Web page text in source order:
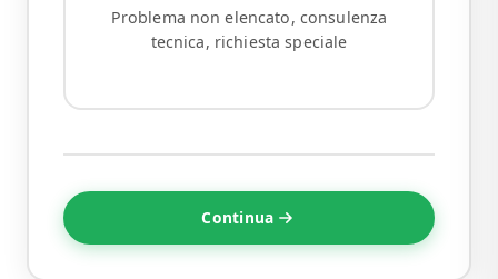
Problema non elencato, consulenza
tecnica, richiesta speciale
Continua